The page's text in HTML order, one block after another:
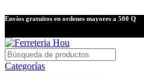
Envíos gratuitos en ordenes mayores a 500 Q
Categorías